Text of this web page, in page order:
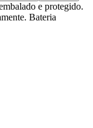
e protegido.
Bateria